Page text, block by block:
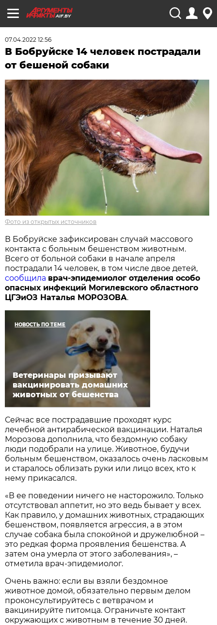
AIF.BY
07.04.2022 12:56
В Бобруйске 14 человек пострадали
от бешеной собаки
Фото из открытых источников
В Бобруйске зафиксирован случай массового
контакта с больным бешенством животным.
Всего от больной собаки в начале апреля
пострадали 14 человек, в том числе двое детей,
сообщила врач-эпидемиолог отделения особо
опасных инфекций Могилевского областного
ЦГЭиОЗ Наталья МОРОЗОВА.
НОВОСТЬ ПО ТЕМЕ
Ветеринары призывают
вакцинировать домашних
животных от бешенства
Сейчас все пострадавшие проходят курс
лечебной антирабической вакцинации. Наталья
Морозова дополнила, что бездомную собаку
люди подобрали на улице. Животное, будучи
больным бешенством, оказалось очень ласковым
и старалось облизать руки или лицо всех, кто к
нему прикасался.
«В ее поведении ничего не насторожило. Только
отсутствовал аппетит, но это ведь бывает у всех.
Как правило, у домашних животных, страдающих
бешенством, появляется агрессия, а в этом
случае собака была спокойной и дружелюбной –
это редкая форма проявления бешенства. А
затем она умерла от этого заболевания», –
отметила врач-эпидемиолог.
Очень важно: если вы взяли бездомное
животное домой, обязательно первым делом
проконсультируйтесь с ветврачом и
вакцинируйте питомца. Ограничьте контакт
окружающих с животным в течение 30 дней.